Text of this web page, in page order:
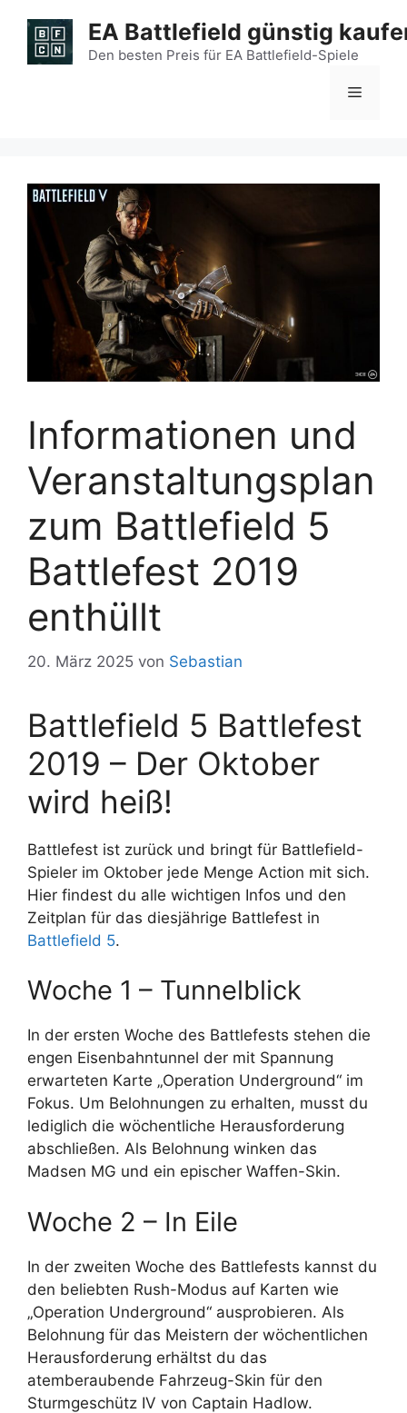
Inhalt
springen
EA Battlefield günstig
Den besten Preis für EA Battlefield-Spiele
Menü
Informationen und
Veranstaltungsplan
zum Battlefield 5
Battlefest 2019
enthüllt
20. März 2025 von Sebastian
Battlefield 5 Battlefest
2019 – Der Oktober
wird heiß!
Battlefest ist zurück und bringt für Battlefield-
Spieler im Oktober jede Menge Action mit sich.
Hier findest du alle wichtigen Infos und den
Zeitplan für das diesjährige Battlefest in
Battlefield 5.
Woche 1 – Tunnelblick
In der ersten Woche des Battlefests stehen die
engen Eisenbahntunnel der mit Spannung
erwarteten Karte „Operation Underground“ im
Fokus. Um Belohnungen zu erhalten, musst du
lediglich die wöchentliche Herausforderung
abschließen. Als Belohnung winken das
Madsen MG und ein epischer Waffen-Skin.
Woche 2 – In Eile
In der zweiten Woche des Battlefests kannst du
den beliebten Rush-Modus auf Karten wie
„Operation Underground“ ausprobieren. Als
Belohnung für das Meistern der wöchentlichen
Herausforderung erhältst du das
atemberaubende Fahrzeug-Skin für den
Sturmgeschütz IV von Captain Hadlow.